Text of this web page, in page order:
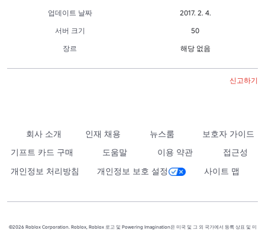
업데이트 날짜
2017. 2. 4.
서버 크기
50
장르
해당 없음
신고하기
회사 소개 인재 채용 뉴스룸
보호자 가이드
기프트 카드 구매
도움말 이용 약관
접근성
개인정보 처리방침
개인정보 보호 설정 사이트 맵
©2026 Roblox Corporation. Roblox, Roblox 로고 및 Powering Imagination은 미국 및 그 외 국가에서 등록 상표 및 미